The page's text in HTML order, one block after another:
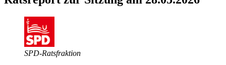
SPD-Ratsfraktion